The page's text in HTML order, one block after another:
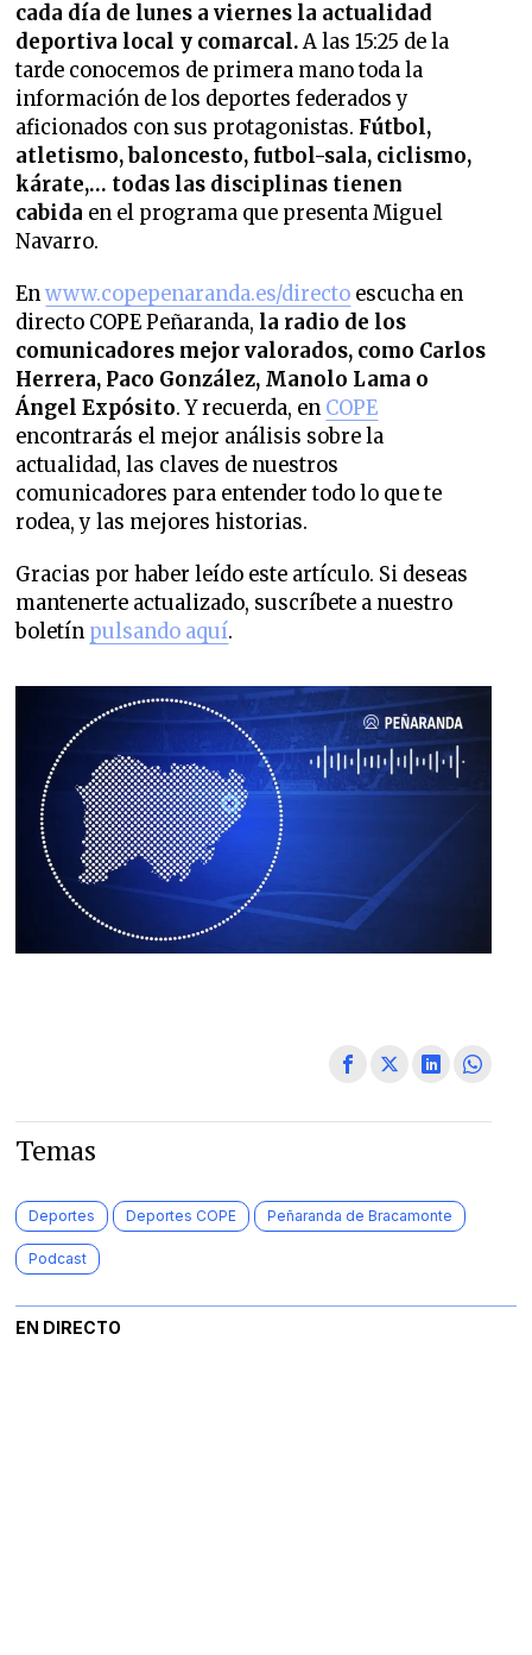
cada día de lunes a viernes la actualidad
deportiva local y comarcal.A las 15:25 de la
tarde conocemos de primera mano toda la
información de los deportes federados y
aficionados con sus protagonistas. Fútbol,
atletismo, baloncesto, futbol-sala, ciclismo,
kárate,… todas las disciplinas tienen
cabida en el programa que presenta Miguel
Navarro.
Enwww.copepenaranda.es/directo escucha en
directo COPE Peñaranda, la radio de los
comunicadores mejor valorados, como Carlos
Herrera, Paco González, Manolo Lama o
Ángel Expósito. Y recuerda, en COPE
encontrarás el mejor análisis sobre la
actualidad, las claves de nuestros
comunicadores para entender todo lo que te
rodea, y las mejores historias.
Gracias por haber leído este artículo. Si deseas
mantenerte actualizado, suscríbete a nuestro
boletín pulsando aquí.
Temas
Deportes Deportes COPE Peñaranda de Bracamonte
Podcast
EN DIRECTO